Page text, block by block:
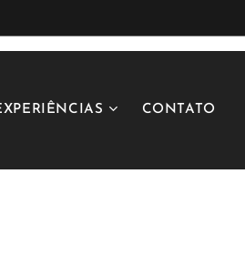
CONTATO